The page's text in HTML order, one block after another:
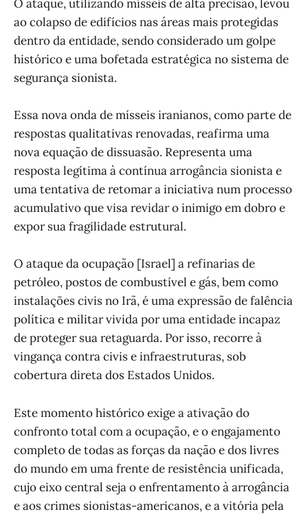
O ataque, utilizando mísseis de alta precisão, levou
ao colapso de edifícios nas áreas mais protegidas
dentro da entidade, sendo considerado um golpe
histórico e uma bofetada estratégica no sistema de
segurança sionista.
Essa nova onda de mísseis iranianos, como parte de
respostas qualitativas renovadas, reafirma uma
nova equação de dissuasão. Representa uma
resposta legítima à contínua arrogância sionista e
uma tentativa de retomar a iniciativa num processo
acumulativo que visa revidar o inimigo em dobro e
expor sua fragilidade estrutural.
O ataque da ocupação [Israel] a refinarias de
petróleo, postos de combustível e gás, bem como
instalações civis no Irã, é uma expressão de falência
política e militar vivida por uma entidade incapaz
de proteger sua retaguarda. Por isso, recorre à
vingança contra civis e infraestruturas, sob
cobertura direta dos Estados Unidos.
Este momento histórico exige a ativação do
confronto total com a ocupação, e o engajamento
completo de todas as forças da nação e dos livres
do mundo em uma frente de resistência unificada,
cujo eixo central seja o enfrentamento à arrogância
e aos crimes sionistas-americanos, e a vitória pela